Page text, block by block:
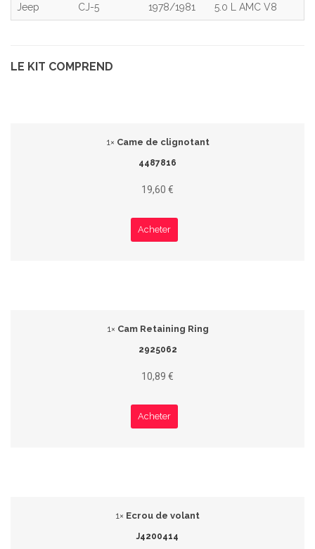
Jeep CJ-5 1978/1981 5.0 L AMC V8
LE KIT COMPREND
1× Came de clignotant
4487816
19,60 €
Acheter
1× Cam Retaining Ring
2925062
10,89 €
Acheter
1× Ecrou de volant
J4200414